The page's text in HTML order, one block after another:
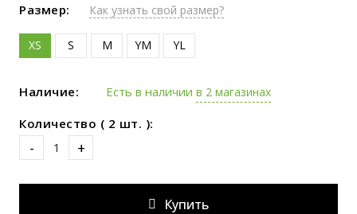
Размер: Как узнать свой размер?
XS S M YM YL
Наличие: Есть в наличии в 2 магазинах
Количество ( 2 шт. ):
- +
Купить